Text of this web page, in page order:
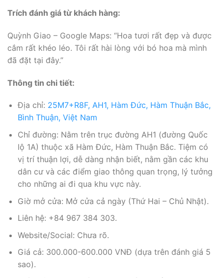
Trích đánh giá từ khách hàng:
Quỳnh Giao – Google Maps: “Hoa tươi rất đẹp và được
cắm rất khéo léo. Tôi rất hài lòng với bó hoa mà mình
đã đặt tại đây.”
Thông tin chi tiết:
Địa chỉ: 25M7+R8F, AH1, Hàm Đức, Hàm Thuận Bắc,
Bình Thuận, Việt Nam
Chỉ đường: Nằm trên trục đường AH1 (đường Quốc
lộ 1A) thuộc xã Hàm Đức, Hàm Thuận Bắc. Tiệm có
vị trí thuận lợi, dễ dàng nhận biết, nằm gần các khu
dân cư và các điểm giao thông quan trọng, lý tưởng
cho những ai đi qua khu vực này.
Giờ mở cửa: Mở cửa cả ngày (Thứ Hai – Chủ Nhật).
Liên hệ: +84 967 384 303.
Website/Social: Chưa rõ.
Giá cả: 300.000-600.000 VNĐ (dựa trên đánh giá 5
sao).